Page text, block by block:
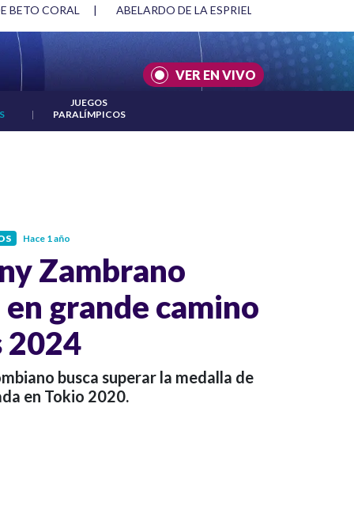
BETO CORAL | ABELARDO DE LA ESPRIELLA Y DMG
VER EN VIVO
|
JUEGOS
PARALÍMPICOS
Hace 1 año
Zambrano
en grande camino
2024
busca superar la medalla de
en Tokio 2020.